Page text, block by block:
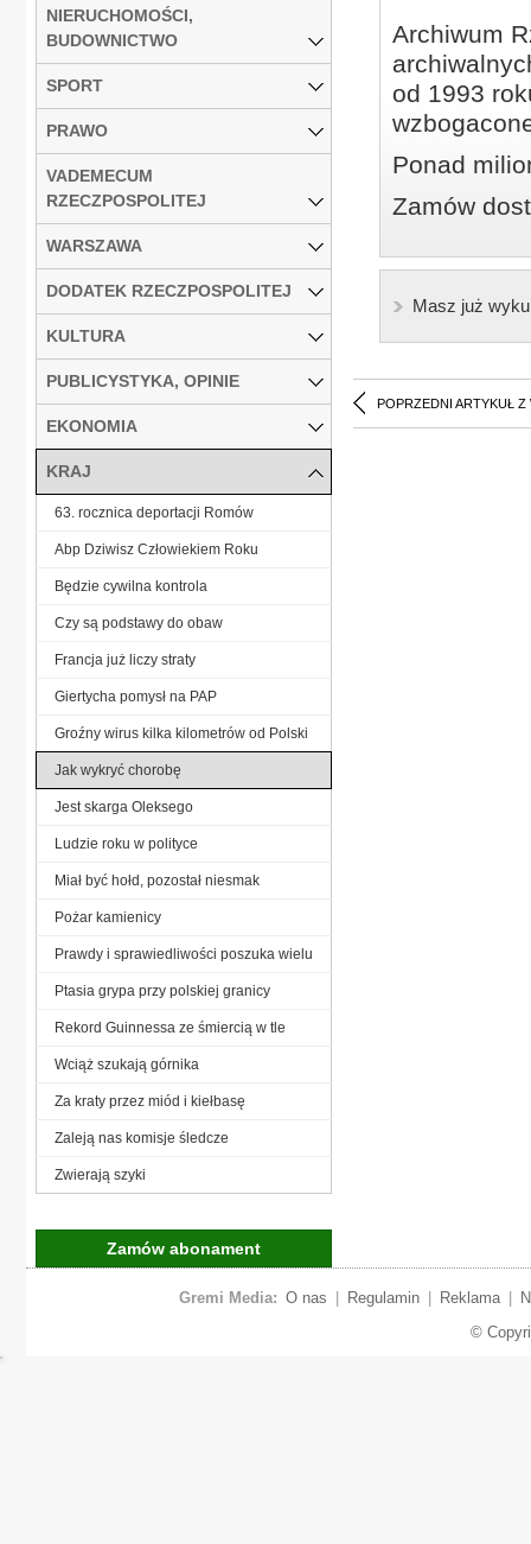
Archiwum
od 1993
Ponad
Zamów
Masz już
POPRZEDNI ARTYKUŁ Z
NIERUCHOMOŚCI,
BUDOWNICTWO
SPORT
PRAWO
VADEMECUM
RZECZPOSPOLITEJ
WARSZAWA
DODATEK RZECZPOSPOLITEJ
KULTURA
PUBLICYSTYKA, OPINIE
EKONOMIA
KRAJ
63. rocznica deportacji Romów
Abp Dziwisz Człowiekiem Roku
Będzie cywilna kontrola
Czy są podstawy do obaw
Francja już liczy straty
Giertycha pomysł na PAP
Groźny wirus kilka kilometrów od Polski
Jak wykryć chorobę
Jest skarga Oleksego
Ludzie roku w polityce
Miał być hołd, pozostał niesmak
Pożar kamienicy
Prawdy i sprawiedliwości poszuka wielu
Ptasia grypa przy polskiej granicy
Rekord Guinnessa ze śmiercią w tle
Wciąż szukają górnika
Za kraty przez miód i kiełbasę
Zaleją nas komisje śledcze
Zwierają szyki
Zamów abonament
Gremi Media: O nas Regulamin Reklama
©